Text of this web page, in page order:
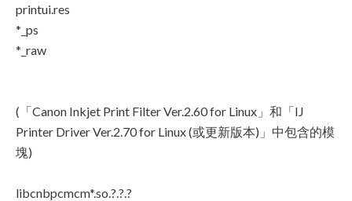
printui.res
*_ps
*_raw
(「Canon Inkjet Print Filter Ver.2.60 for Linux」和「IJ
Printer Driver Ver.2.70 for Linux (或更新版本)」中包含的模
塊)
libcnbpcmcm*.so.?.?.?